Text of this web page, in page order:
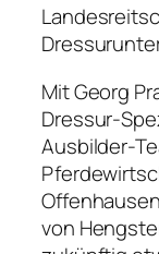
Mit Georg
Dressur-
Ausbilder-
von